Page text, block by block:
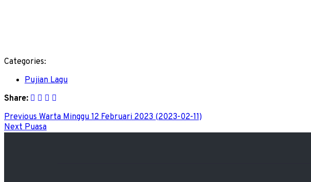
Categories:
Pujian Lagu
Share:
Previous Warta Minggu 12 Februari 2023 (2023-02-11)
Next Puasa